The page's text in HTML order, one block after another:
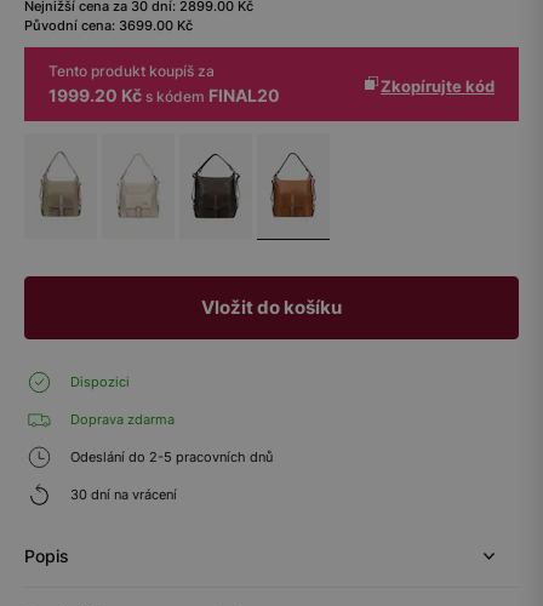
Nejnižší cena za 30 dní: 2899.00 Kč
Původní cena: 3699.00 Kč
Tento produkt koupíš za
1999.20 Kč s kódem FINAL20 Zkopírujte kód
Vložit do košíku
Dispozici
Doprava zdarma
Odeslání do 2-5 pracovních dnů
30 dní na vrácení
Popis